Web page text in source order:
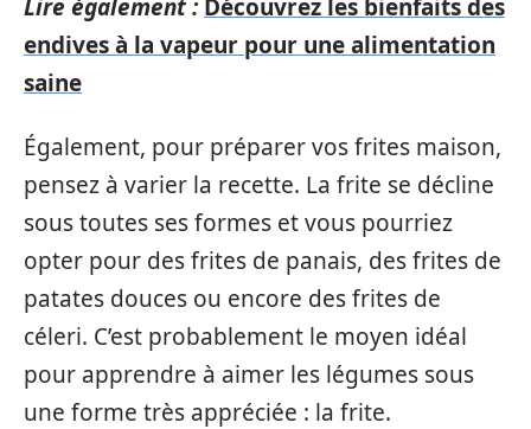
Lire également : Découvrez les bienfaits des
endives à la vapeur pour une alimentation
saine
Également, pour préparer vos frites maison,
pensez à varier la recette. La frite se décline
sous toutes ses formes et vous pourriez
opter pour des frites de panais, des frites de
patates douces ou encore des frites de
céleri. C’est probablement le moyen idéal
pour apprendre à aimer les légumes sous
une forme très appréciée : la frite.